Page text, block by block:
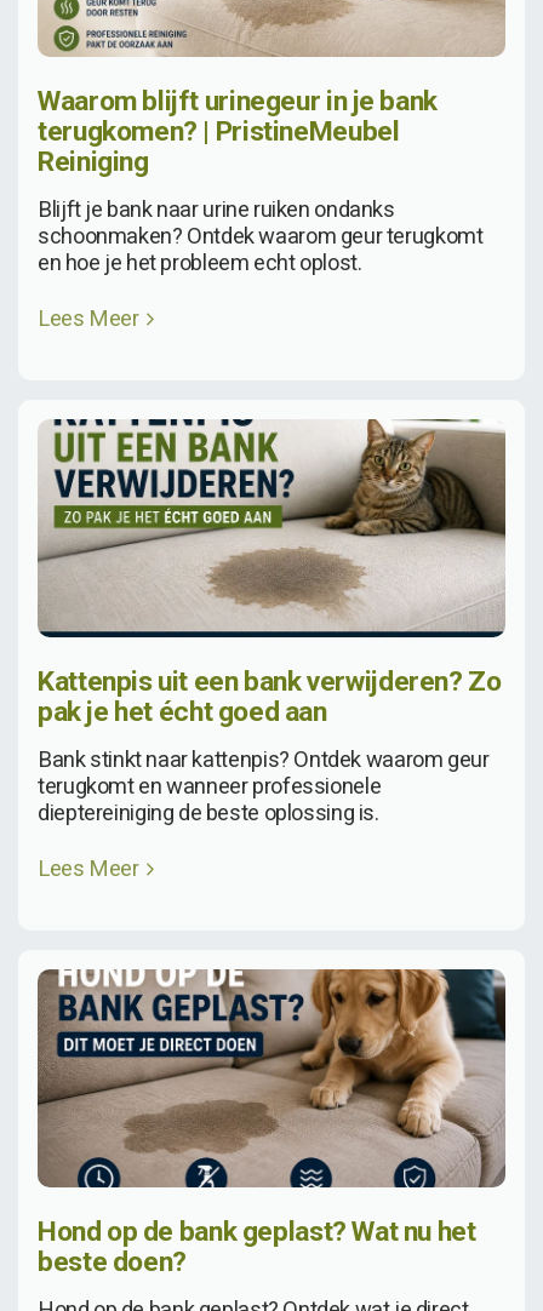
Waarom blijft urinegeur in je bank
terugkomen? | PristineMeubel
Reiniging
Blijft je bank naar urine ruiken ondanks
schoonmaken? Ontdek waarom geur terugkomt
en hoe je het probleem echt oplost.
Lees Meer
Kattenpis uit een bank verwijderen? Zo
pak je het écht goed aan
Bank stinkt naar kattenpis? Ontdek waarom geur
terugkomt en wanneer professionele
dieptereiniging de beste oplossing is.
Lees Meer
Hond op de bank geplast? Wat nu het
beste doen?